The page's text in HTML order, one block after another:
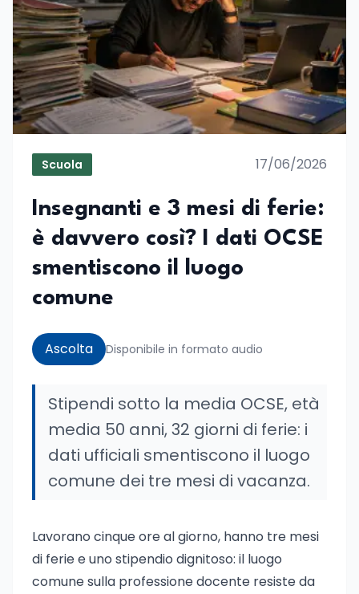
Scuola 17/06/2026
Insegnanti e 3 mesi di ferie:
è davvero così? I dati OCSE
smentiscono il luogo
comune
Ascolta Disponibile in formato audio
Stipendi sotto la media OCSE, età
media 50 anni, 32 giorni di ferie: i
dati ufficiali smentiscono il luogo
comune dei tre mesi di vacanza.
Lavorano cinque ore al giorno, hanno tre mesi
di ferie e uno stipendio dignitoso: il luogo
comune sulla professione docente resiste da